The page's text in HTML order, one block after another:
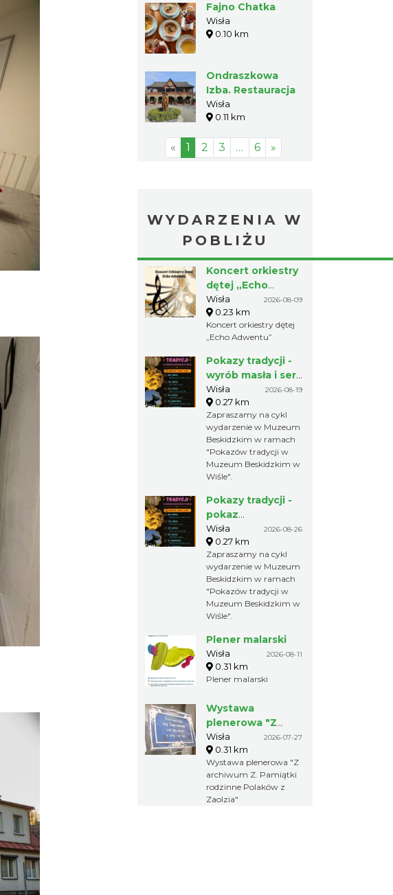
Fajno Chatka
Wisła
0.10 km
Ondraszkowa
Izba. Restauracja
Wisła
0.11 km
« 1 2 3 … 6 »
WYDARZENIA W
POBLIŻU
Koncert orkiestry
dętej „Echo
Adwentu”
Wisła 2026-08-09
0.23 km
Koncert orkiestry dętej
„Echo Adwentu”
Pokazy tradycji -
wyrób masła i sera
w Muzeum
Beskidzkim
Wisła 2026-08-19
0.27 km
Zapraszamy na cykl
wydarzenie w Muzeum
Beskidzkim w ramach
"Pokazów tradycji w
Muzeum Beskidzkim w
Wiśle".
Pokazy tradycji -
pokaz
pszczelarski w
Muzeum
Beskidzkim
Wisła 2026-08-26
0.27 km
Zapraszamy na cykl
wydarzenie w Muzeum
Beskidzkim w ramach
"Pokazów tradycji w
Muzeum Beskidzkim w
Wiśle".
Plener malarski
Wisła 2026-08-11
0.31 km
Plener malarski
Wystawa
plenerowa "Z
archiwum Z.
Pamiątki rodzinne
Polaków z
Zaolzia"
Wisła 2026-07-27
0.31 km
Wystawa plenerowa "Z
archiwum Z. Pamiątki
rodzinne Polaków z
Zaolzia"